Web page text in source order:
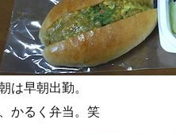
は早朝出勤。
かるく弁当。笑